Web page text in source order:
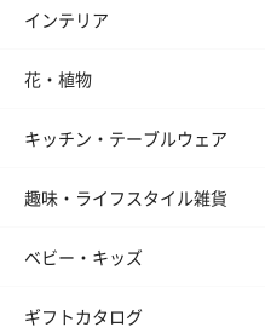
インテリア
花・植物
キッチン・テーブルウェア
趣味・ライフスタイル雑貨
ベビー・キッズ
ギフトカタログ